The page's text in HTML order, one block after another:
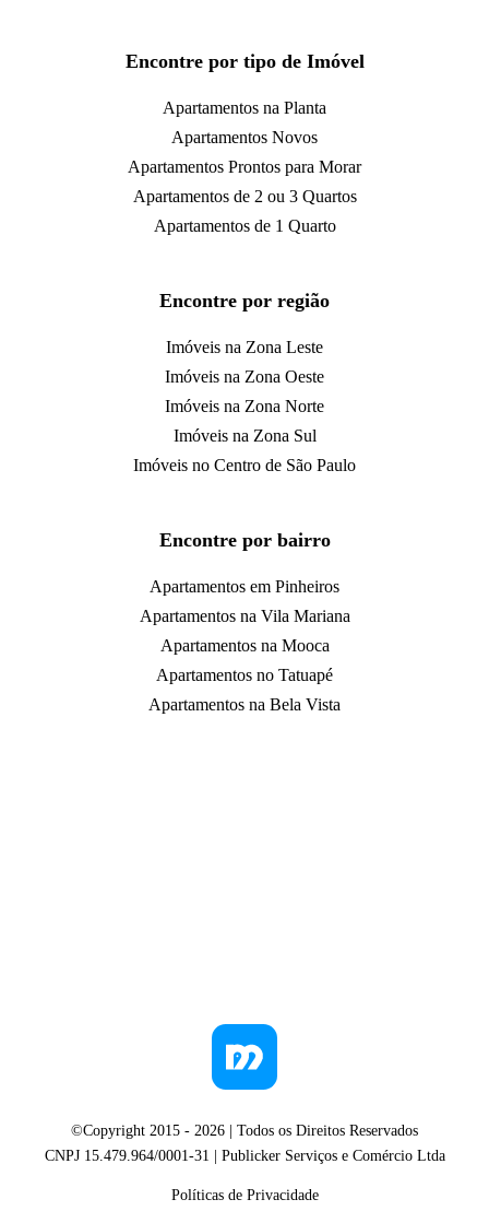
Encontre por tipo de Imóvel
Apartamentos na Planta
Apartamentos Novos
Apartamentos Prontos para Morar
Apartamentos de 2 ou 3 Quartos
Apartamentos de 1 Quarto
Encontre por região
Imóveis na Zona Leste
Imóveis na Zona Oeste
Imóveis na Zona Norte
Imóveis na Zona Sul
Imóveis no Centro de São Paulo
Encontre por bairro
Apartamentos em Pinheiros
Apartamentos na Vila Mariana
Apartamentos na Mooca
Apartamentos no Tatuapé
Apartamentos na Bela Vista
©Copyright 2015 - 2026 | Todos os Direitos Reservados
CNPJ 15.479.964/0001-31 | Publicker Serviços e Comércio Ltda
Políticas de Privacidade